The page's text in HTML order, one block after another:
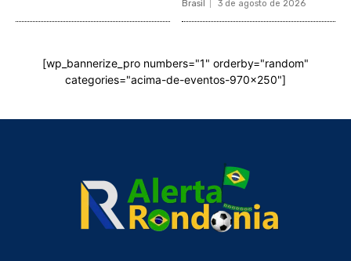
Brasil 3 de agosto de 2026
[wp_bannerize_pro numbers="1" orderby="random"
categories="acima-de-eventos-970x250"]